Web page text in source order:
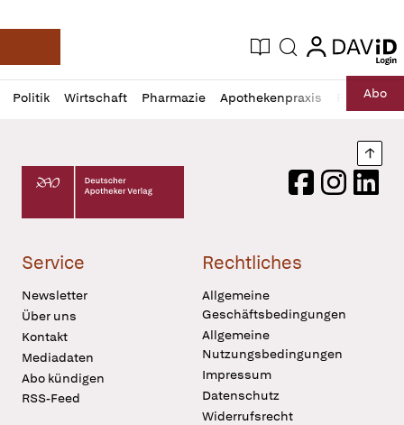
Deutsche Apotheker Zeitung
Aktuelle Ausgabe
Suche login
login
Politik Wirtschaft Pharmazie Apothekenpraxis RechtAbo
Profil
öffnen
Daz
Pur
Deutscher Apotheker Verlag Logo
FacebookInstagram
Service
Newsletter
Über uns
Kontakt
Mediadaten
Abo kündigen
RSS-Feed
Rechtliches
Allgemeine
Geschäftsbedingungen
Allgemeine
Nutzungsbedingungen
Impressum
Datenschutz
Widerrufsrecht